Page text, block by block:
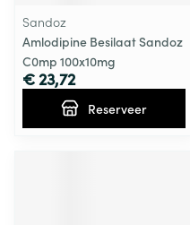
Sandoz
Amlodipine Besilaat Sandoz
C0mp 100x10mg
€ 23,72
Reserveer